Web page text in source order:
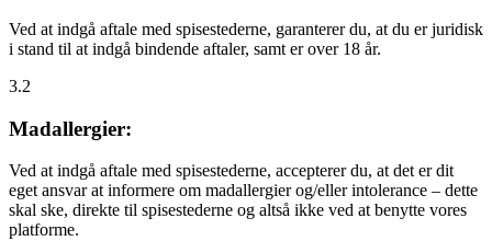
Ved at indgå aftale med spisestederne, garanterer du, at du er juridisk
i stand til at indgå bindende aftaler, samt er over 18 år.
3.2
Madallergier:
Ved at indgå aftale med spisestederne, accepterer du, at det er dit
eget ansvar at informere om madallergier og/eller intolerance – dette
skal ske, direkte til spisestederne og altså ikke ved at benytte vores
platforme.